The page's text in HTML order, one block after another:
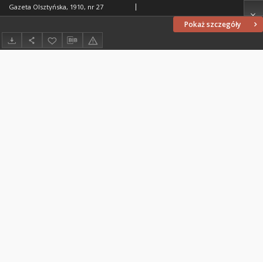
Pokaż szczegóły
Gazeta Olsztyńska, 1910, nr 27